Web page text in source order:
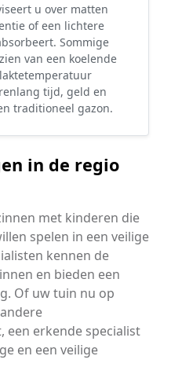
u over matten
of een lichtere
Sommige
van een koelende
tijd, geld en
traditioneel gazon.
in de regio
met kinderen die
spelen in een veilige
kennen de
en bieden een
Of uw tuin nu op
een erkende specialist
en een veilige